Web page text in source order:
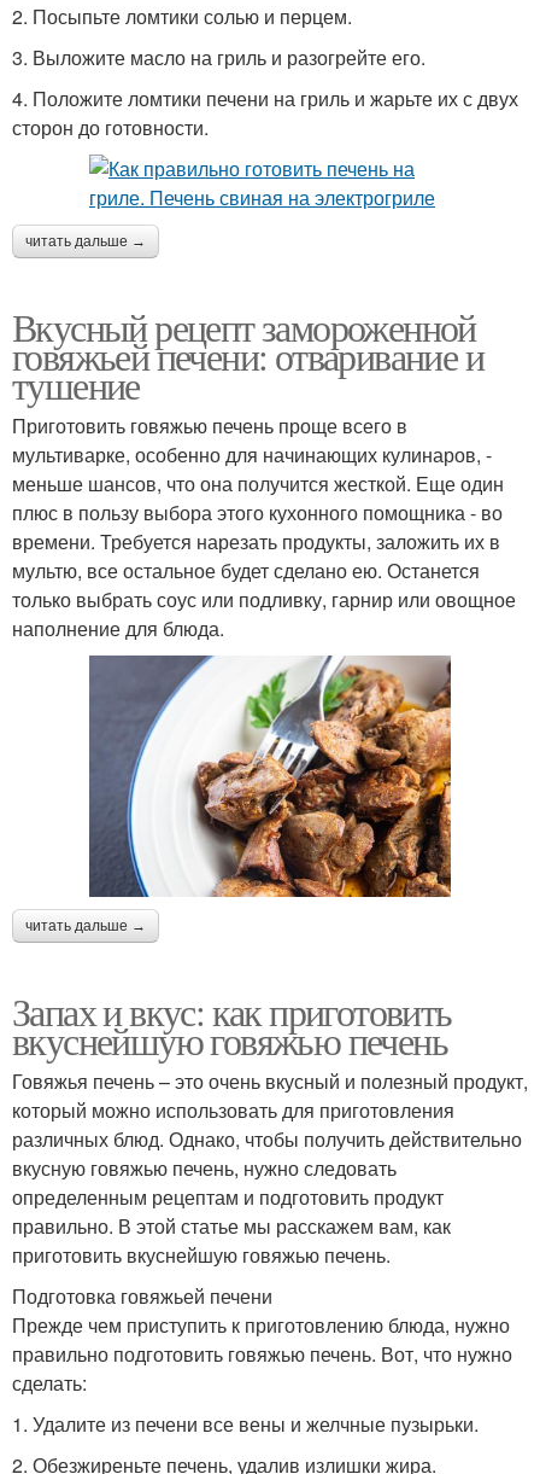
2. Посыпьте ломтики солью и перцем.
3. Выложите масло на гриль и разогрейте его.
4. Положите ломтики печени на гриль и жарьте их с двух
сторон до готовности.
читать дальше →
Вкусный рецепт замороженной
говяжьей печени: отваривание и
тушение
Приготовить говяжью печень проще всего в
мультиварке, особенно для начинающих кулинаров, -
меньше шансов, что она получится жесткой. Еще один
плюс в пользу выбора этого кухонного помощника - во
времени. Требуется нарезать продукты, заложить их в
мультю, все остальное будет сделано ею. Останется
только выбрать соус или подливку, гарнир или овощное
наполнение для блюда.
читать дальше →
Запах и вкус: как приготовить
вкуснейшую говяжью печень
Говяжья печень – это очень вкусный и полезный продукт,
который можно использовать для приготовления
различных блюд. Однако, чтобы получить действительно
вкусную говяжью печень, нужно следовать
определенным рецептам и подготовить продукт
правильно. В этой статье мы расскажем вам, как
приготовить вкуснейшую говяжью печень.
Подготовка говяжьей печени
Прежде чем приступить к приготовлению блюда, нужно
правильно подготовить говяжью печень. Вот, что нужно
сделать:
1. Удалите из печени все вены и желчные пузырьки.
2. Обезжиреньте печень, удалив излишки жира.